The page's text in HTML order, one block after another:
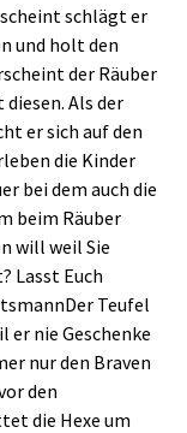
schlägt er
und holt den
der Räuber
Als der
er sich auf den
die Kinder
bei dem auch die
beim Räuber
will weil Sie
Lasst Euch
Teufel
er nie Geschenke
nur den Braven
den
die Hexe um